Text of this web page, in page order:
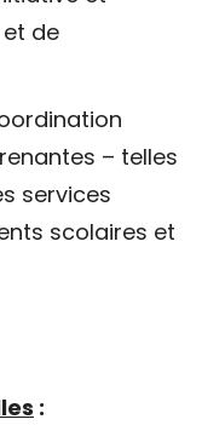
et de
– telles
services
scolaires et
: